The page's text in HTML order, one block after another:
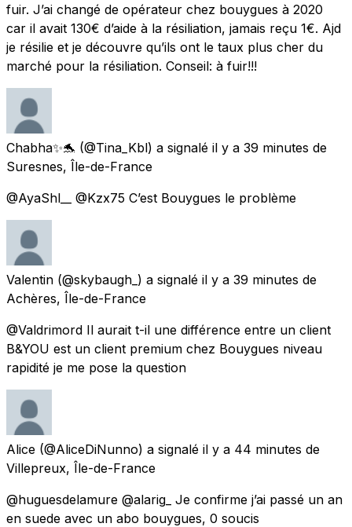
fuir. J’ai changé de opérateur chez bouygues à 2020
car il avait 130€ d’aide à la résiliation, jamais reçu 1€. Ajd
je résilie et je découvre qu’ils ont le taux plus cher du
marché pour la résiliation. Conseil: à fuir!!!
Chabha✨🐬 (@Tina_Kbl) a signalé il y a 39 minutes de
Suresnes, Île-de-France
@AyaShl__ @Kzx75 C’est Bouygues le problème
Valentin (@skybaugh_) a signalé il y a 39 minutes de
Achères, Île-de-France
@Valdrimord Il aurait t-il une différence entre un client
B&YOU est un client premium chez Bouygues niveau
rapidité je me pose la question
Alice (@AliceDiNunno) a signalé il y a 44 minutes de
Villepreux, Île-de-France
@huguesdelamure @alarig_ Je confirme j’ai passé un an
en suede avec un abo bouygues, 0 soucis